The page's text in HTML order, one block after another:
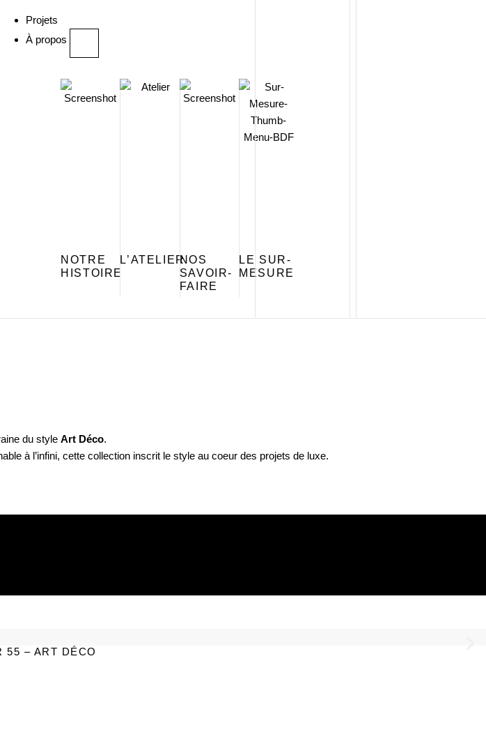
Projets
À propos
NOTRE
HISTOIRE
L’ATELIERNOS
SAVOIR-
FAIRE
LE SUR-
MESURE
du style Art Déco.
à l’infini, cette collection inscrit le style au coeur des projets de luxe.
55 – ART DÉCO